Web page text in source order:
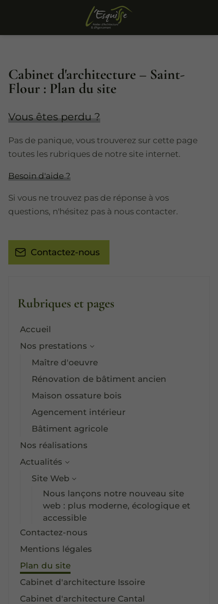
Cabinet d'architecture – Saint-
Flour : Plan du site
Vous êtes perdu ?
Pas de panique, vous trouverez sur cette page
toutes les rubriques de notre site internet.​​
Besoin d'aide ?
Si vous ne trouvez pas de réponse à vos
questions, n'hésitez pas à nous contacter.
Contactez-nous
Rubriques et pages
Accueil
Nos prestations
Maître d'oeuvre
Rénovation de bâtiment ancien
Maison ossature bois
Agencement intérieur
Bâtiment agricole
Nos réalisations
Actualités
Site Web
Nous lançons notre nouveau site
web : plus moderne, écologique et
accessible
Contactez-nous
Mentions légales
Plan du site
Cabinet d'architecture Issoire
Cabinet d'architecture Cantal